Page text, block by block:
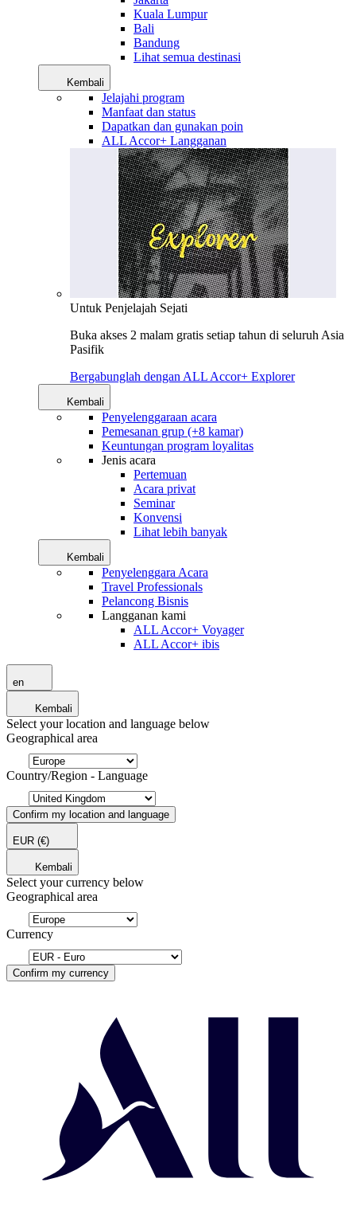
Kuala Lumpur
Bali
Bandung
Lihat semua destinasi
Kembali
Jelajahi program
Manfaat dan status
Dapatkan dan gunakan poin
ALL Accor+ Langganan
Untuk Penjelajah Sejati
Buka akses 2 malam gratis setiap tahun di seluruh Asia
Pasifik
Bergabunglah dengan ALL Accor+ Explorer
Kembali
Penyelenggaraan acara
Pemesanan grup (+8 kamar)
Keuntungan program loyalitas
Jenis acara
Pertemuan
Acara privat
Seminar
Konvensi
Lihat lebih banyak
Kembali
Penyelenggara Acara
Travel Professionals
Pelancong Bisnis
Langganan kami
ALL Accor+ Voyager
ALL Accor+ ibis
en
Kembali
Select your location and language below
Geographical area
Country/Region - Language
Confirm my location and language
EUR (€)
Kembali
Select your currency below
Geographical area
Currency
Confirm my currency